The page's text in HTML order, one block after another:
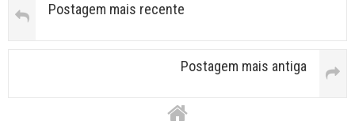
Postagem mais recente
Postagem mais antiga